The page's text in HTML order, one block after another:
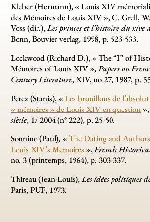
Kleber (Hermann), «Louis XIV
des Mémoires de Louis XIV», C. Grell,
Voss (dir.),Les princes et l’histoire du xive
Bonn, Bouvier verlag, 1998, p. 523-533.
Lockwood (Richard D.), «The “I” of
Mémoires of Louis XIV»,Papers on
Century Literature, XIV, no 27, 1987, p.
Perez (Stanis), «Les brouillons de
«mémoires » de Louis XIV en question
siècle, 1/ 2004 (n° 222), p. 25-50.
Sonnino (Paul), «The Dating and
Louis XIV’s Memoires »,French
no. 3 (printemps, 1964), p. 303-337.
Thireau (Jean-Louis),Les idées politiques
Paris, PUF, 1973.